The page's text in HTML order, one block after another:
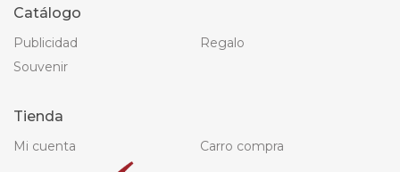
Catálogo
Publicidad
Regalo
Souvenir
Tienda
Mi cuenta Carro compra